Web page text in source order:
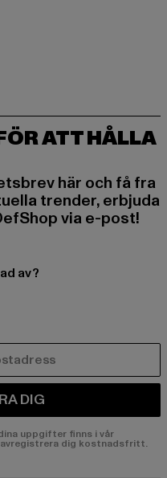
kr
ATT HÅLLA
här och få fra
trender, erbjuda
via e-post!
av?
DIG
uppgifter finns i vår
dig kostnadsfritt.